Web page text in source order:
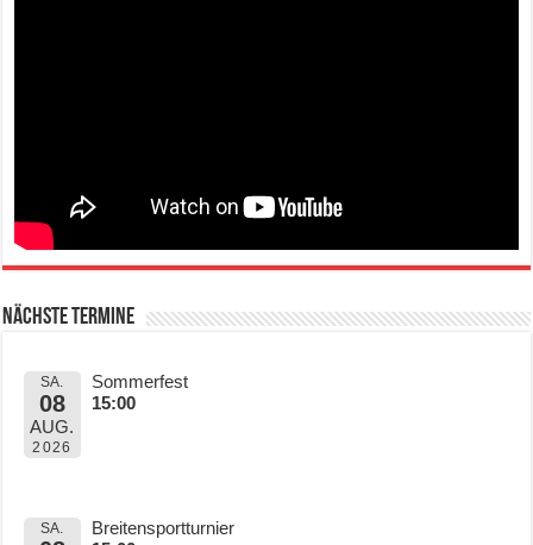
Nächste Termine
SA.
08
AUG.
2026
Sommerfest
15:00
SA.
Breitensportturnier